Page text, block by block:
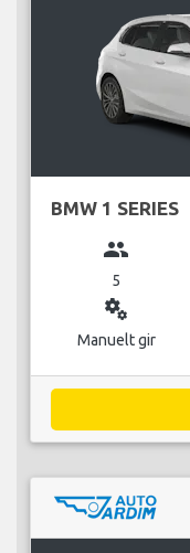
BMW 1 SERIES
group
5
miscellaneous_services
Manuelt gir